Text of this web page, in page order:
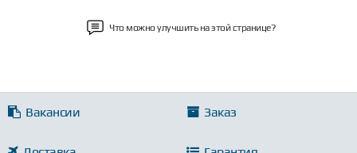
Что можно улучшить на этой странице?
Вакансии Заказ